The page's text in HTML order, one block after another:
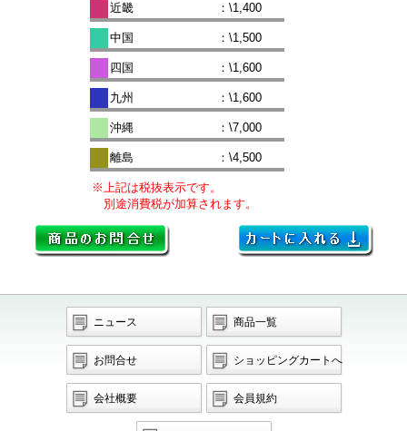
近畿 ：\1,400
中国 ：\1,500
四国 ：\1,600
九州 ：\1,600
沖縄 ：\7,000
離島 ：\4,500
※上記は税抜表示です。
別途消費税が加算されます。
ニュース 商品一覧
お問合せ ショッピングカートへ
会社概要 会員規約